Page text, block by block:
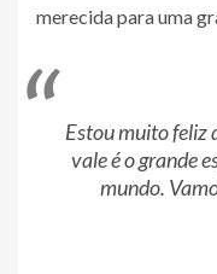
merecida para uma
Estou muito feliz
vale é o grande
mundo.